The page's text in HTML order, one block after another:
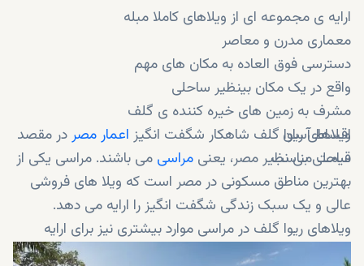
ارایه ی مجموعه ای از ویلاهای کاملا مبله
معماری مدرن و معاصر
دسترسی فوق العاده به مکان های مهم
واقع در یک مکان بینظیر ساحلی
مشرف به زمین های خیره کننده ی گلف
اقساط آسان
قیمت مناسب
ویلاهای ریوا گلف شاهکار شگفت انگیز اعمار مصردر مقصد
ساحلی بی نظیر مصر، یعنی مراسی می باشند. مراسی یکی از
بهترین مناطق مسکونی در مصر است که ویلا های فروشی
عالی و یک سبک زندگی شگفت انگیز را ارایه می دهد.
ویلاهای ریوا گلف در مراسی موارد بیشتری نیز برای ارایه
دارند...